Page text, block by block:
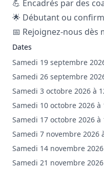
💪 Encadrés par des
🌟 Débutant ou
📅 Rejoignez-nous
Dates
Samedi 19 septembre
Samedi 26 septembre
Samedi 3 octobre 2026 à
Samedi 10 octobre 2026 à
Samedi 17 octobre 2026 à
Samedi 7 novembre 2026
Samedi 14 novembre
Samedi 21 novembre